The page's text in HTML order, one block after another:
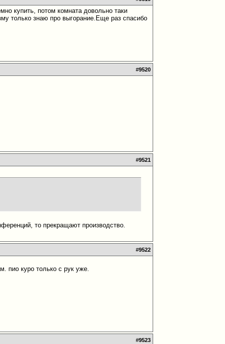
купить, потом комната довольно таки
только знаю про выгорание.Еще раз спасибо
#9520
#9521
то прекращают производство.
#9522
пио куро только с рук уже.
#9523